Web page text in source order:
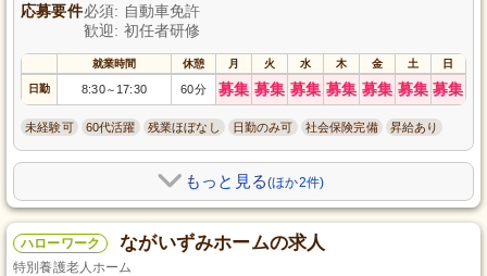
応募要件必須: 自動車免許
歓迎: 初任者研修
就業時間 休憩 月 火 水 木 金 土 日
日勤 8:30～ 17:30 60分 募集 募集 募集 募集 募集 募集 募集
未経験可 60代活躍 残業ほぼなし 日勤のみ可 社会保険完備 昇給あり
もっと見る(ほか2件)
ハローワーク ながいずみホームの求人
特別養護老人ホーム